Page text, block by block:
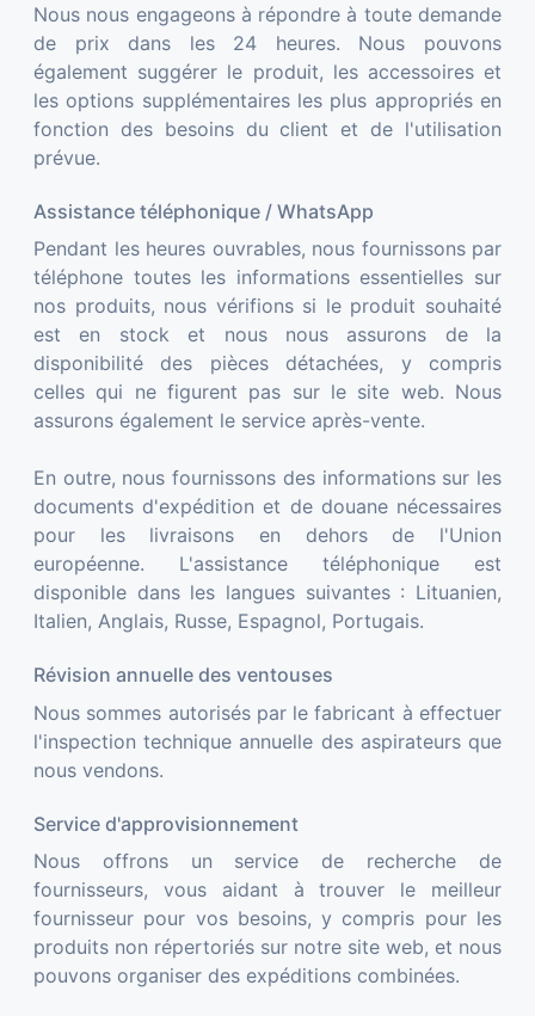
Nous nous engageons à répondre à toute demande
de prix dans les 24 heures. Nous pouvons
également suggérer le produit, les accessoires et
les options supplémentaires les plus appropriés en
fonction des besoins du client et de l'utilisation
prévue.
Assistance téléphonique / WhatsApp
Pendant les heures ouvrables, nous fournissons par
téléphone toutes les informations essentielles sur
nos produits, nous vérifions si le produit souhaité
est en stock et nous nous assurons de la
disponibilité des pièces détachées, y compris
celles qui ne figurent pas sur le site web. Nous
assurons également le service après-vente.
En outre, nous fournissons des informations sur les
documents d'expédition et de douane nécessaires
pour les livraisons en dehors de l'Union
européenne. L'assistance téléphonique est
disponible dans les langues suivantes : Lituanien,
Italien, Anglais, Russe, Espagnol, Portugais.
Révision annuelle des ventouses
Nous sommes autorisés par le fabricant à effectuer
l'inspection technique annuelle des aspirateurs que
nous vendons.
Service d'approvisionnement
Nous offrons un service de recherche de
fournisseurs, vous aidant à trouver le meilleur
fournisseur pour vos besoins, y compris pour les
produits non répertoriés sur notre site web, et nous
pouvons organiser des expéditions combinées.